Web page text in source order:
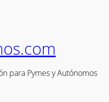
para Pymes y Autónomos